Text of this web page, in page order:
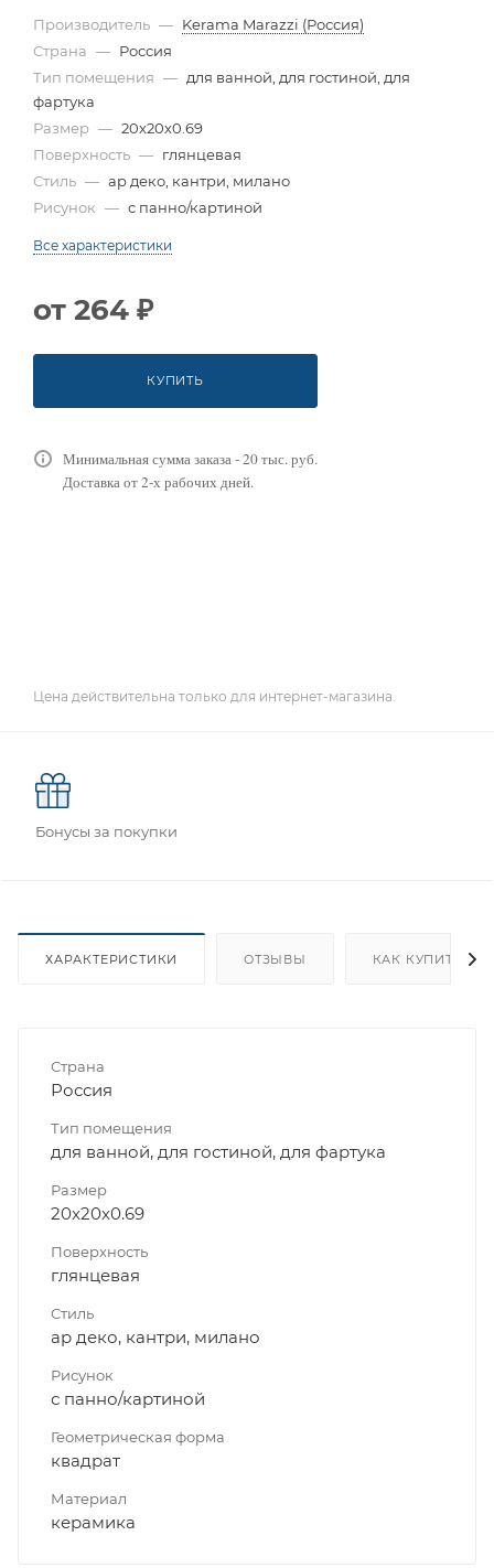
Производитель — Kerama Marazzi (Россия)
Страна — Россия
Тип помещения — для ванной, для гостиной, для
фартука
Размер — 20x20x0.69
Поверхность — глянцевая
Стиль — ар деко, кантри, милано
Рисунок — с панно/картиной
Все характеристики
от 264 ₽
КУПИТЬ
Минимальная сумма заказа - 20 тыс. руб.
Доставка от 2-х рабочих дней.
Цена действительна только для интернет-магазина.
Бонусы за покупки
ХАРАКТЕРИСТИКИ ОТЗЫВЫ КАК КУПИТЬ
Страна
Россия
Тип помещения
для ванной, для гостиной, для фартука
Размер
20x20x0.69
Поверхность
глянцевая
Стиль
ар деко, кантри, милано
Рисунок
с панно/картиной
Геометрическая форма
квадрат
Материал
керамика